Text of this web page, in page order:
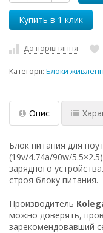
До порівняння
Категорії: Блоки
Опис
Блок питания для
(19v/4.74a/90w/
зарядного
строя блоку питания.
Производитель
можно доверять,
зарекомендовавший